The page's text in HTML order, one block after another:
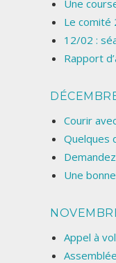
Une
Le comité
12/02 :
Rapport
Courir
Quelques
Une
Appel à